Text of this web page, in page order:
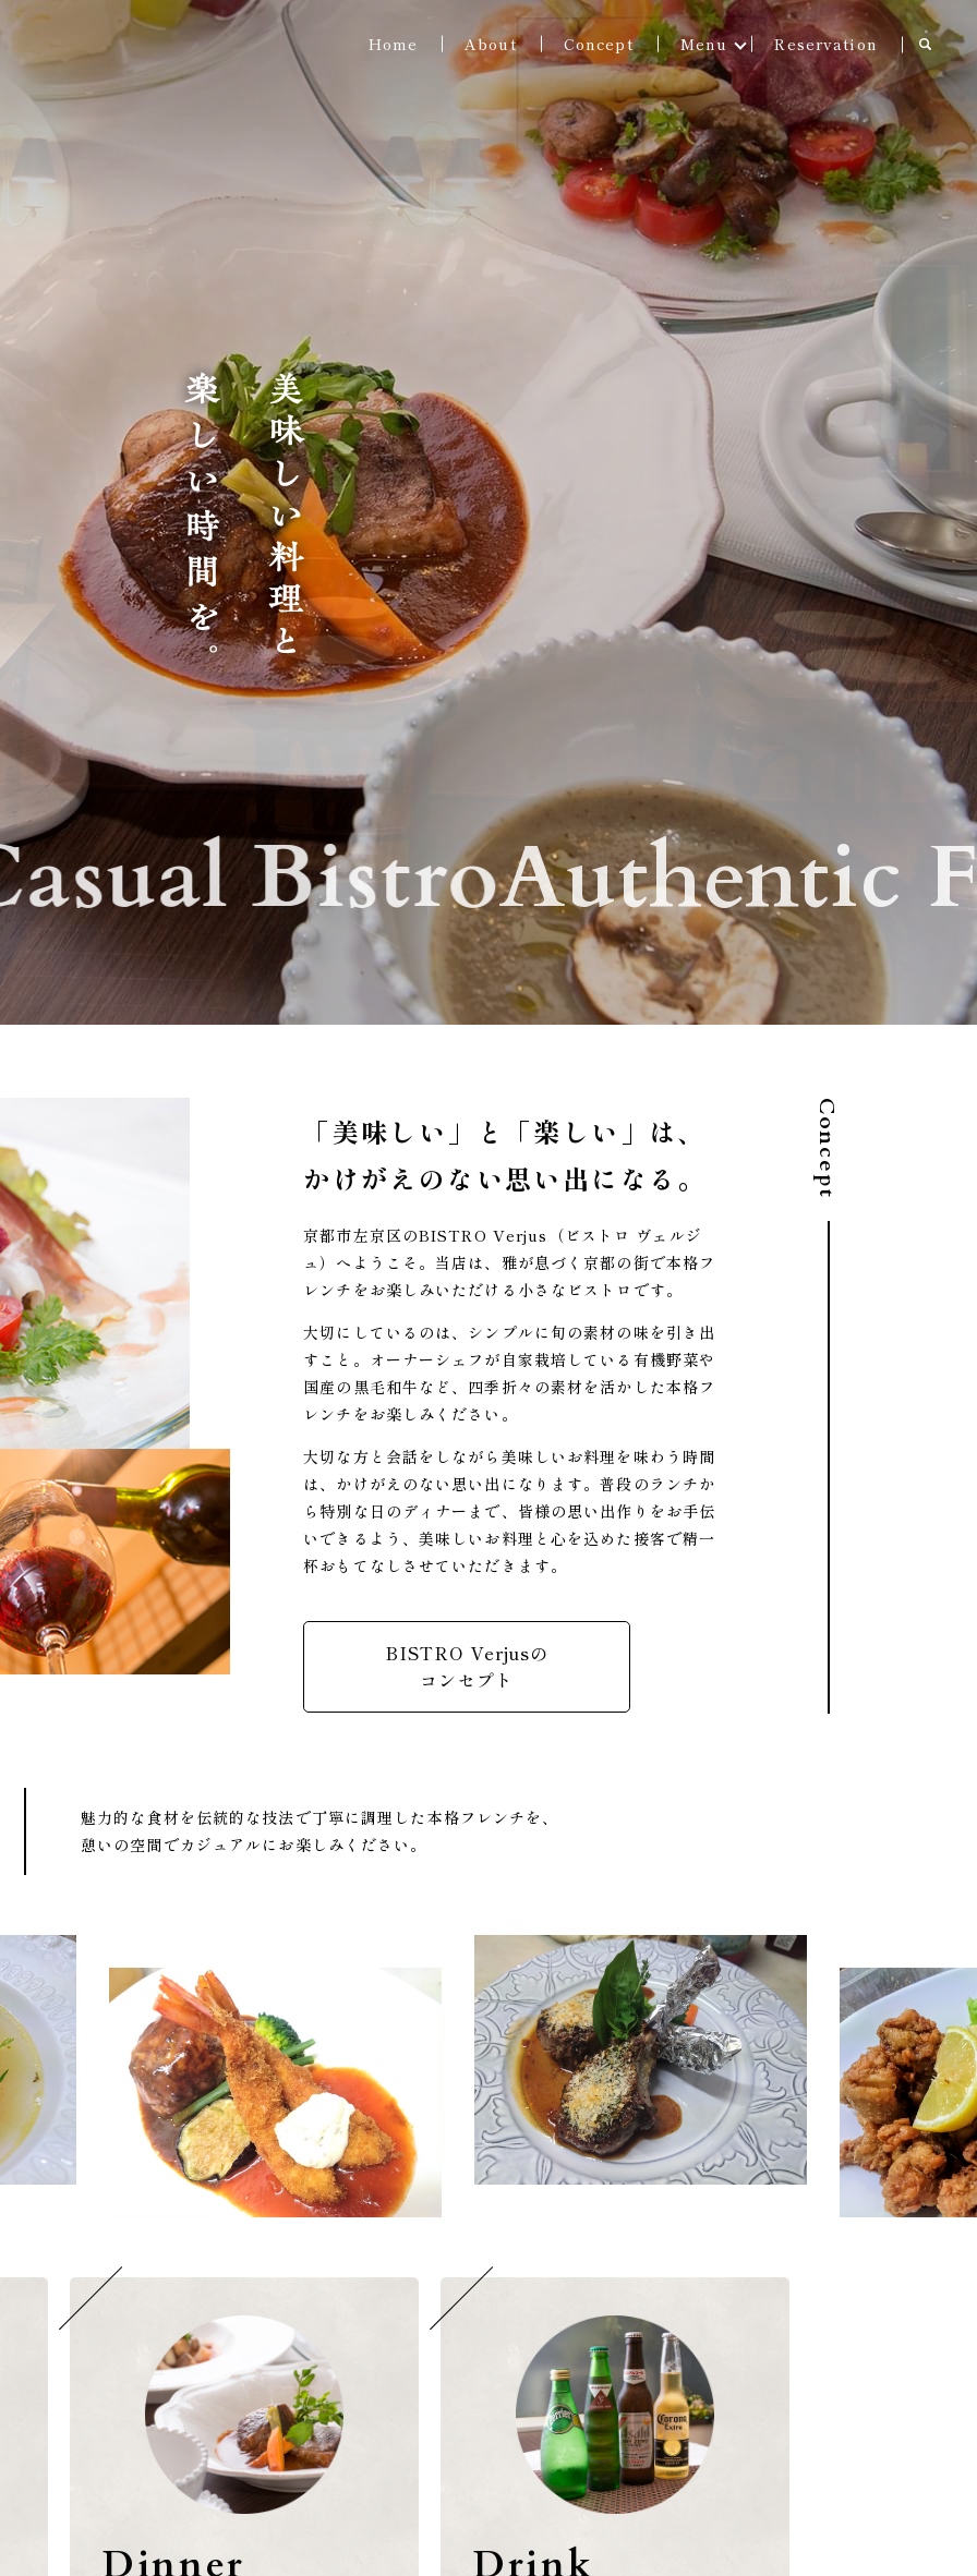
Home About Concept Menu Reservation
BistroAuthentic
Concept
「美味しい」と「楽しい」は、
かけがえのない思い出になる。
京都市左京区のBISTRO Verjus（ビストロ ヴェルジ
ュ）へようこそ。当店は、雅が息づく京都の街で本格フ
レンチをお楽しみいただける小さなビストロです。
大切にしているのは、シンプルに旬の素材の味を引き出
すこと。オーナーシェフが自家栽培している有機野菜や
国産の黒毛和牛など、四季折々の素材を活かした本格フ
レンチをお楽しみください。
大切な方と会話をしながら美味しいお料理を味わう時間
は、かけがえのない思い出になります。普段のランチか
ら特別な日のディナーまで、皆様の思い出作りをお手伝
いできるよう、美味しいお料理と心を込めた接客で精一
杯おもてなしさせていただきます。
BISTRO Verjusの
コンセプト
魅力的な食材を伝統的な技法で丁寧に調理した本格フレンチを、
憩いの空間でカジュアルに お楽しみください。
Dinner Drink